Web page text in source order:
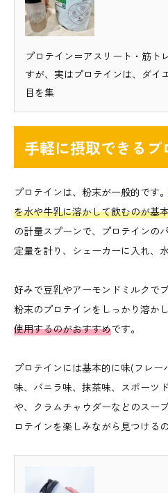
プロテイン＝アスリート・筋ト
すが、実はプロテインは、ダイ
目を集
手軽に摂取できる
プロテインは、粉末が一般的です。
を水や牛乳に溶かして飲むのが基
の計量スプーンで、プロテインの
定量を計り、シェーカーに入れ、
好みで豆乳やアーモンドミルクで
粉末のプロテインをしっかり溶か
使用するのがおすすめです。
プロテインには基本的に味(フレ
味、バニラ味、抹茶味、スポーツ
や、クラムチャウダーなどのスー
ロテインを楽しみながら見つける